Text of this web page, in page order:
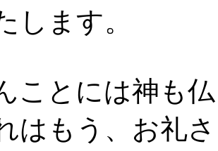
します。
ことには神も
はもう、お礼